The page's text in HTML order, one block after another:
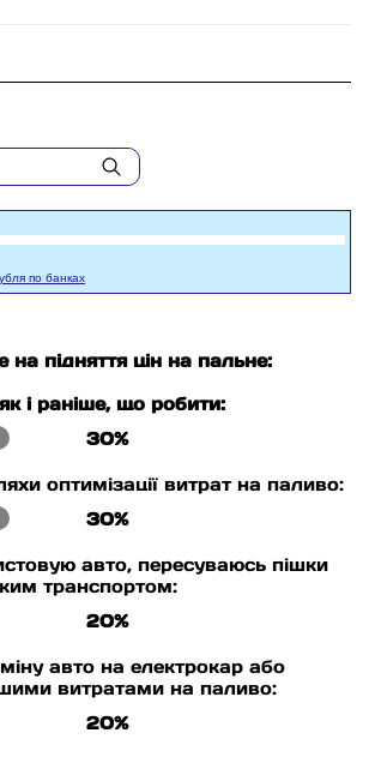
по банках
на підняття цін на пальне:
і раніше, що робити:
30%
оптимізації витрат на паливо:
30%
авто, пересуваюсь пішки
транспортом:
20%
авто на електрокар або
витратами на паливо:
20%